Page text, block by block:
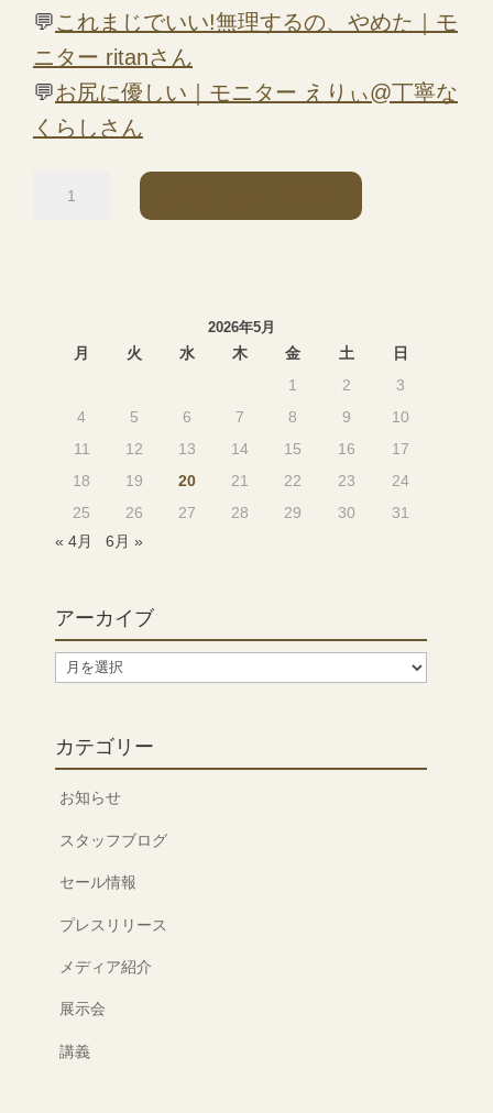
💬これまじでいい!無理するの、やめた｜モ
ニター ritanさん
💬お尻に優しい｜モニター えりぃ@丁寧な
くらしさん
2026年5月
月 火 水 木 金 土
日
1
2
3
4
5 6 7 8 9
10
11
12 13 14 15 16
17
18
19 20 21 22 23
24
25
26 27 28 29 30
31
« 4月
6月 »
アーカイブ
ー
イ
ブ
カテゴリー
お知らせ
スタッフブログ
セール情報
プレスリリース
メディア紹介
展示会
講義